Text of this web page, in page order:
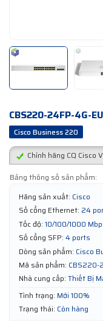
CBS220-24FP-4G-EU
Cisco Business 220
Chính hãng CQ Cisco
Bảng thông số sản phẩm:
Hãng sản xuất: Cisco
Số cổng Ethernet: 24
Tốc độ: 10/100/1000
Số cổng SFP: 4 ports
Dòng sản phẩm: Cisco
Mã sản phẩm: CBS220-
Nhà cung cấp: Thiết Bị
Tình trạng: Mới 100%
Trạng thái: Còn hàng